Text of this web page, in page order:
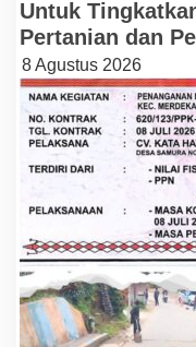
Untuk
Pertanian dan
8 Agustus 2026